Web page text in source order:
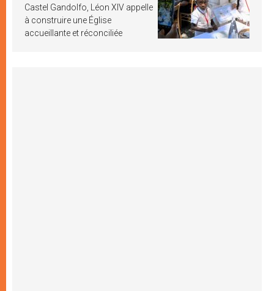
Castel Gandolfo, Léon XIV appelle
à construire une Église
accueillante et réconciliée